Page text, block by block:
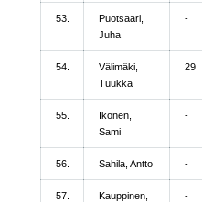
53.
Puotsaari,
Juha
-
54.
Välimäki,
Tuukka
29
55.
Ikonen,
Sami
-
56. Sahila, Antto -
57.
Kauppinen,
-